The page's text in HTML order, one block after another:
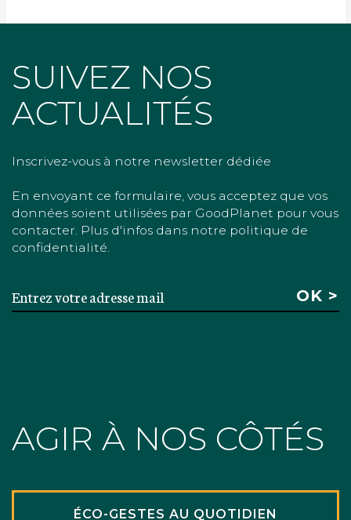
SUIVEZ NOS
ACTUALITÉS
Inscrivez-vous à notre newsletter dédiée
En envoyant ce formulaire, vous acceptez que vos
données soient utilisées par GoodPlanet pour vous
contacter. Plus d'infos dans notre politique de
confidentialité.
AGIR À NOS CÔTÉS
ÉCO-GESTES AU QUOTIDIEN